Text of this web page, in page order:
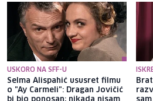
USKORO NA SFF-U
Selma Alispahić ususret filmu
o "Ay Carmeli": Dragan Jovičić
bi bio ponosan; nikada nisam